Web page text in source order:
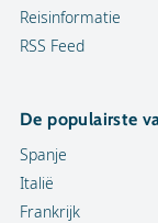
Reisinformatie
RSS Feed
De populairste
Spanje
Italië
Frankrijk